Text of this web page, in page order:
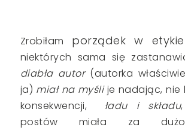
Zrobiłam porządek w
niektórych sama się
diabła autor (autorka
ja) miał na myślije nadając, nie
konsekwencji, ładu i składu
postów miała za